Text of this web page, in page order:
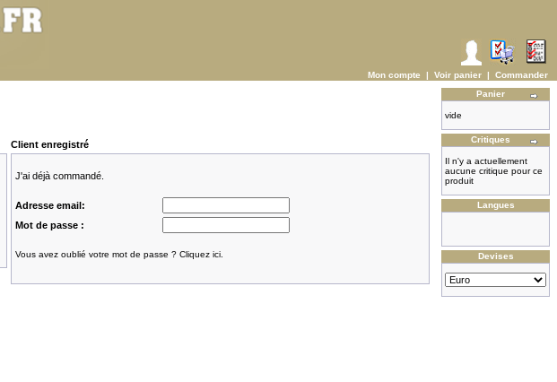
Mon compte | Voir panier | Commander
Client enregistré
J'ai déjà commandé.
Adresse email:
Mot de passe :
Vous avez oublié votre mot de passe ? Cliquez ici.
Panier
vide
Critiques
Il n'y a actuellement
aucune critique pour ce
produit
Langues
Devises